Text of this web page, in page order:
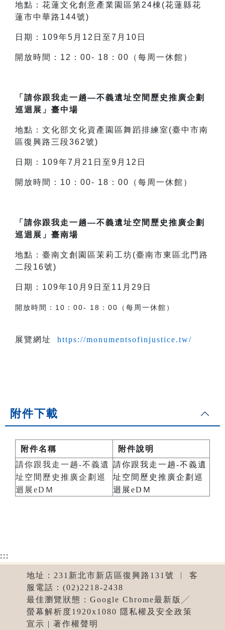
地點：花蓮文化創意產業園區第24棟(花蓮縣花
蓮市中華路144號)
日期：109年5月12日至7月10日
開放時間：12：00- 18：00（每周一休館）
「請你跟我走一趟—不義遺址空間歷史推廣企劃
巡迴展」臺中場
地點：文化部文化資產園區舞蹈排練室(臺中市南
區復興路三段362號)
日期：109年7月21日至9月12日
開放時間：10：00- 18：00（每周一休館）
「請你跟我走一趟—不義遺址空間歷史推廣企劃
巡迴展」臺南場
地點：臺南文創園區茉莉工坊(臺南市東區北門路
二段16號)
日期：109年10月9日至11月29日
開放時間：10：00- 18：00（每周一休館）
展覽網址 https://monumentsofinjustice.tw/
附件下載
附件名稱
附件說明
請你跟我走一趟-不義遺
址空間歷史推廣企劃巡
迴展eDＭ
請你跟我走一趟-不義遺
址空間歷史推廣企劃巡
迴展eDＭ
:::
地址：231新北市新店區復興路131號 ︱ 客
服電話：(02)2218-2438
最佳瀏覽狀態：Google Chrome最新版╱
螢幕解析度1920x1080 隱私權及安全政策
宣示 | 著作權聲明